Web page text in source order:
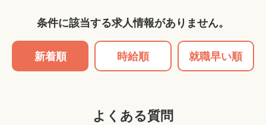
条件に該当する求人情報がありません。
新着順 時給順 就職早い順
よくある質問